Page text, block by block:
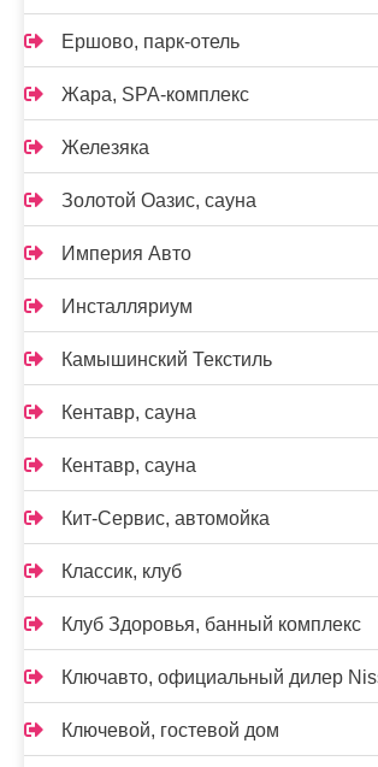
Ершово, парк-отель
Жара, SPA-комплекс
Железяка
Золотой Оазис, сауна
Империя Авто
Инсталляриум
Камышинский Текстиль
Кентавр, сауна
Кентавр, сауна
Кит-Сервис, автомойка
Классик, клуб
Клуб Здоровья, банный комплекс
Ключавто, официальный дилер
Ключевой, гостевой дом